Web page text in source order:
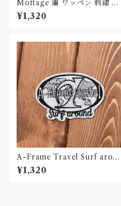
Mottage 虜 ワッペン 刺繍 Pa
tch
¥1,320
A-Frame Travel Surf aroun
d Black & White 刺繍ワッペ
ン Patch
¥1,320